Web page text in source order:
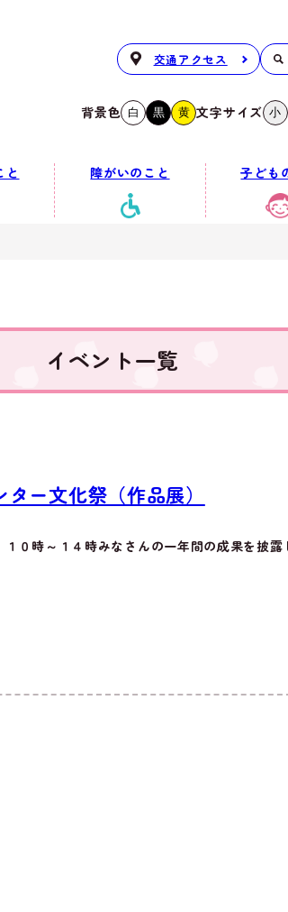
交通アクセス
背景色 白 黒 黄 文字サイズ 小
と 障がいのこと 子ども
イベント一覧
ー文化祭（作品展）
時～１４時みなさんの一年間の成果を披露